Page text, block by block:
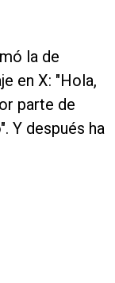
la de
en X: "Hola,
parte de
Y después ha